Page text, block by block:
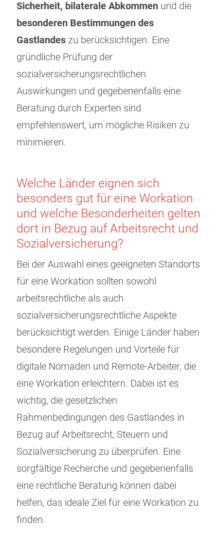
Sicherheit, bilaterale Abkommen und die
besonderen Bestimmungen des
Gastlandes zu berücksichtigen. Eine
gründliche Prüfung der
sozialversicherungsrechtlichen
Auswirkungen und gegebenenfalls eine
Beratung durch Experten sind
empfehlenswert, um mögliche Risiken zu
minimieren.
Welche Länder eignen sich
besonders gut für eine Workation
und welche Besonderheiten gelten
dort in Bezug auf Arbeitsrecht und
Sozialversicherung?
Bei der Auswahl eines geeigneten Standorts
für eine Workation sollten sowohl
arbeitsrechtliche als auch
sozialversicherungsrechtliche Aspekte
berücksichtigt werden. Einige Länder haben
besondere Regelungen und Vorteile für
digitale Nomaden und Remote-Arbeiter, die
eine Workation erleichtern. Dabei ist es
wichtig, die gesetzlichen
Rahmenbedingungen des Gastlandes in
Bezug auf Arbeitsrecht, Steuern und
Sozialversicherung zu überprüfen. Eine
sorgfältige Recherche und gegebenenfalls
eine rechtliche Beratung können dabei
helfen, das ideale Ziel für eine Workation zu
finden.